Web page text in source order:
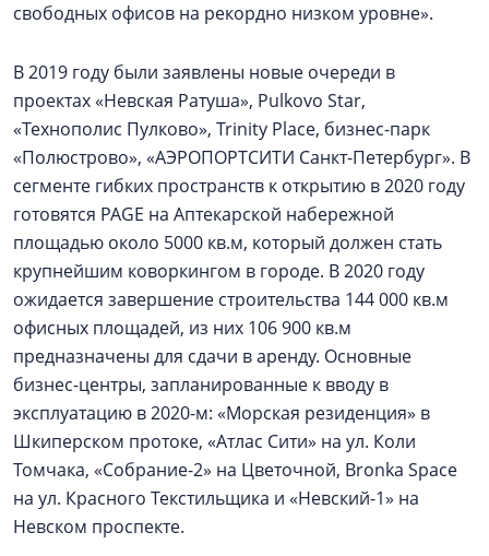
свободных офисов на рекордно низком уровне».
В 2019 году были заявлены новые очереди в
проектах «Невская Ратуша», Pulkovo Star,
«Технополис Пулково», Trinity Place, бизнес-парк
«Полюстрово», «АЭРОПОРТСИТИ Санкт-Петербург». В
сегменте гибких пространств к открытию в 2020 году
готовятся PAGE на Аптекарской набережной
площадью около 5000 кв.м, который должен стать
крупнейшим коворкингом в городе. В 2020 году
ожидается завершение строительства 144 000 кв.м
офисных площадей, из них 106 900 кв.м
предназначены для сдачи в аренду. Основные
бизнес-центры, запланированные к вводу в
эксплуатацию в 2020-м: «Морская резиденция» в
Шкиперском протоке, «Атлас Сити» на ул. Коли
Томчака, «Собрание-2» на Цветочной, Bronka Space
на ул. Красного Текстильщика и «Невский-1» на
Невском проспекте.